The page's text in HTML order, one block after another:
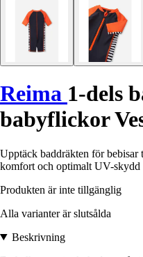
Reima 1-dels
babyflickor
Upptäck baddräkten för
komfort och optimalt UV-skydd
Produkten är inte tillgänglig
Alla varianter är slutsålda
Beskrivning